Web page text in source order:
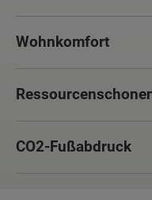
Wohnkomfort
CO2-Fußabdruck